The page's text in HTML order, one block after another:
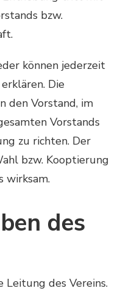
bzw.
können jederzeit
Die
den Vorstand, im
Vorstands
zu richten. Der
bzw. Kooptierung
wirksam.
des
des Vereins.